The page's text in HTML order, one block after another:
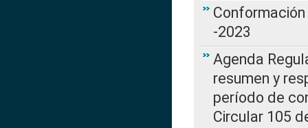
-2023
Agenda
resumen y
período de
Circular 105